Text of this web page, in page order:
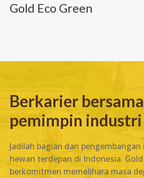
Gold Eco Green
Berkarier bersama
pemimpin industri
Jadilah bagian dari
hewan terdepan di Indonesia.
berkomitmen memelihara masa